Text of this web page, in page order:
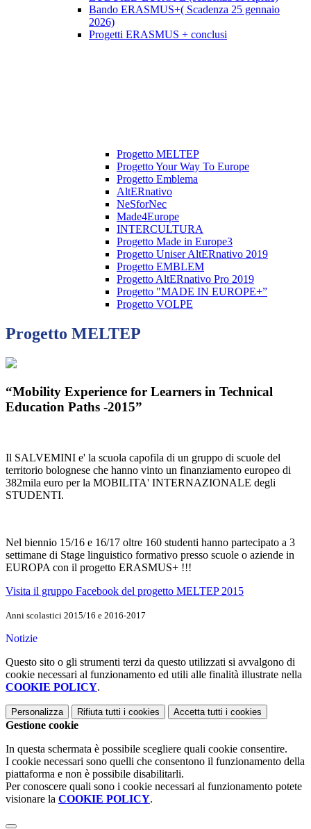
Bando ERASMUS+( Scadenza 25 gennaio
2026)
Progetti ERASMUS + conclusi
Progetto MELTEP
Progetto Your Way To Europe
Progetto Emblema
AltERnativo
NeSforNec
Made4Europe
INTERCULTURA
Progetto Made in Europe3
Progetto Uniser AltERnativo 2019
Progetto EMBLEM
Progetto AltERnativo Pro 2019
Progetto "MADE IN EUROPE+”
Progetto VOLPE
Progetto MELTEP
“Mobility Experience for Learners in Technical
Education Paths -2015”
Il SALVEMINI e' la scuola capofila di un gruppo di scuole del
territorio bolognese che hanno vinto un finanziamento europeo di
382mila euro per la MOBILITA' INTERNAZIONALE degli
STUDENTI.
Nel biennio 15/16 e 16/17 oltre 160 studenti hanno partecipato a 3
settimane di Stage linguistico formativo presso scuole o aziende in
EUROPA con il progetto ERASMUS+ !!!
Visita il gruppo Facebook del progetto MELTEP 2015
Anni scolastici 2015/16 e 2016-2017
Notizie
Questo sito o gli strumenti terzi da questo utilizzati si avvalgono di
cookie necessari al funzionamento ed utili alle finalità illustrate nella
COOKIE POLICY.
Personalizza Rifiuta tutti i cookies Accetta tutti i cookies
Gestione cookie
In questa schermata è possibile scegliere quali cookie consentire.
I cookie necessari sono quelli che consentono il funzionamento della
piattaforma e non è possibile disabilitarli.
Per conoscere quali sono i cookie necessari al funzionamento potete
visionare la COOKIE POLICY.